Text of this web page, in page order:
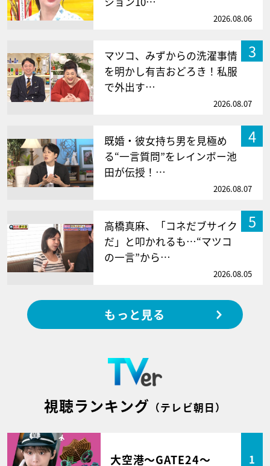
2026.08.06
3
マツコ、みずからの洗濯事情
を明かし有吉おどろき！私服
で外出す…
2026.08.07
4
既婚・彼女持ち男を見極め
る“一言質問”をレインボー池
田が伝授！…
2026.08.07
5
高橋真麻、「コネだブサイク
だ」と叩かれるも…“マツコ
の一言”から…
2026.08.05
もっと見る
視聴ランキング （テレビ朝日）
大空港～GATE24～ 1